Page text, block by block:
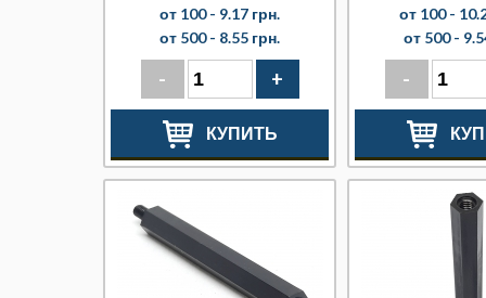
от 100 - 9.17 грн.
от 500 - 8.55 грн.
- +
КУПИТЬ
от 100 -
от 500 -
-